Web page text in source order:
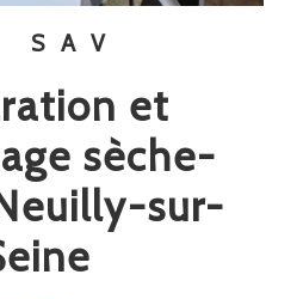
SAV
sèche-
sur-